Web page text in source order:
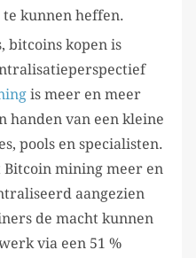
kunnen heffen.
bitcoins kopen is
is meer en meer
handen van een kleine
pools en specialisten.
mining meer en
aangezien
de macht kunnen
via een 51 %